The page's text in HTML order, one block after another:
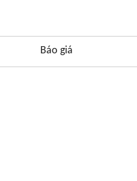
Báo giá